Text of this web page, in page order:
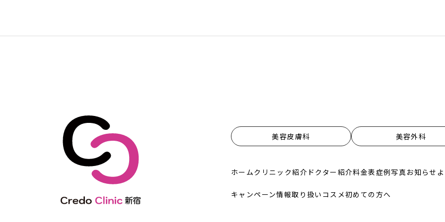
美容皮膚科 美容外科
ホームクリニック紹介 ドクター紹介料金表症例写真お知らせ
キャンペーン情報取り扱いコスメ初めての方へ